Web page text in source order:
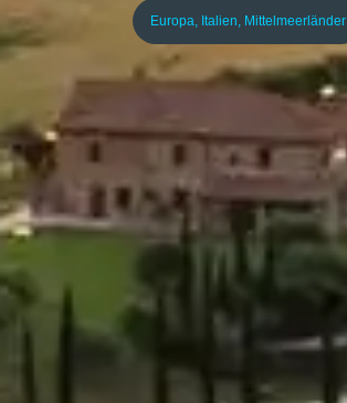
Europa Italien Mittelmeerländer